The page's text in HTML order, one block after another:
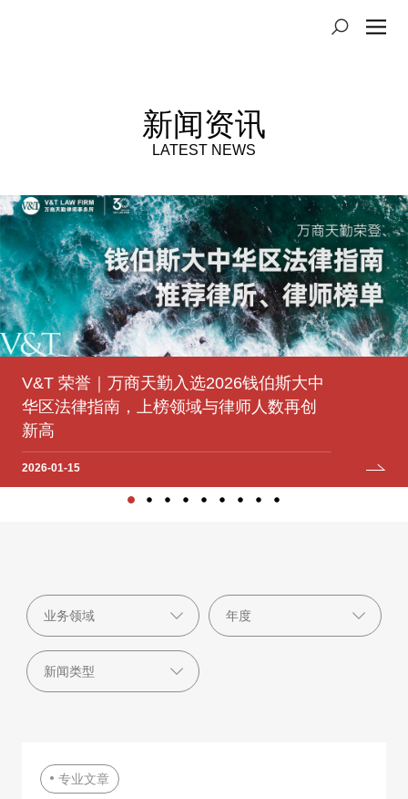
新闻资讯
LATEST NEWS
V&T 荣誉｜万商天勤入选2026钱伯斯大中
华区法律指南，上榜领域与律师人数再创
新高
2026-01-15
登高望原｜万商天勤太原办公室获批成立
2025-12-12
豫见未来｜万商天勤郑州办公室获批成立
2025-07-06
V&T 荣誉｜万商天勤荣登2025年度
Benchmark Litigation中国争议解决榜单
V&T 荣誉｜万商天勤荣登2025年度
LEGALBAND中国顶级律所、律师榜
熠熠生徽｜万商天勤合肥办公室获批成立
2024-12-05
津上添花｜万商天勤天津办公室获批成立
2024-09-11
有福之州｜万商天勤福州办公室获批成立
2023-10-09
V&T 荣誉｜万商天勤荣登2023年度
LEGALBAND中国顶级律所、律师排行榜
专业文章